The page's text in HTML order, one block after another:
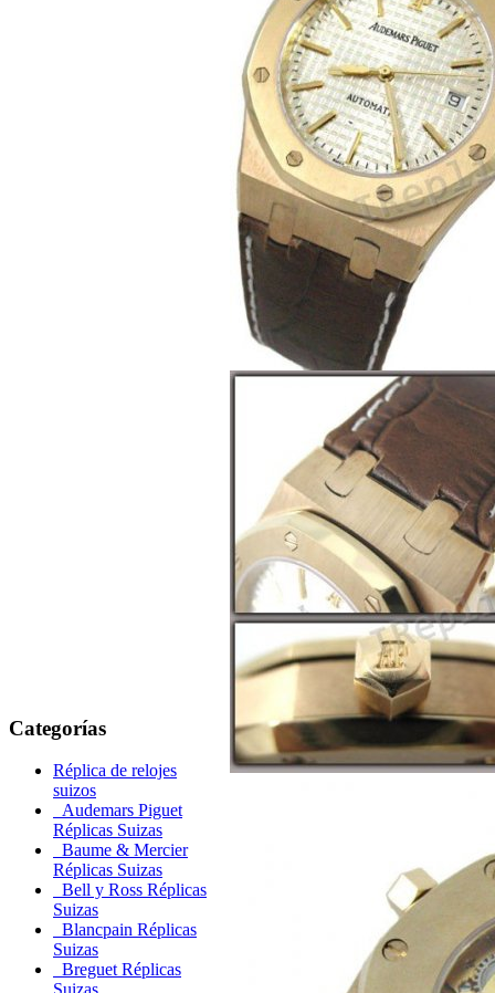
Categorías
Réplica de relojes
suizos
Audemars Piguet
Réplicas Suizas
Baume & Mercier
Réplicas Suizas
Bell y Ross Réplicas
Suizas
Blancpain Réplicas
Suizas
Breguet Réplicas